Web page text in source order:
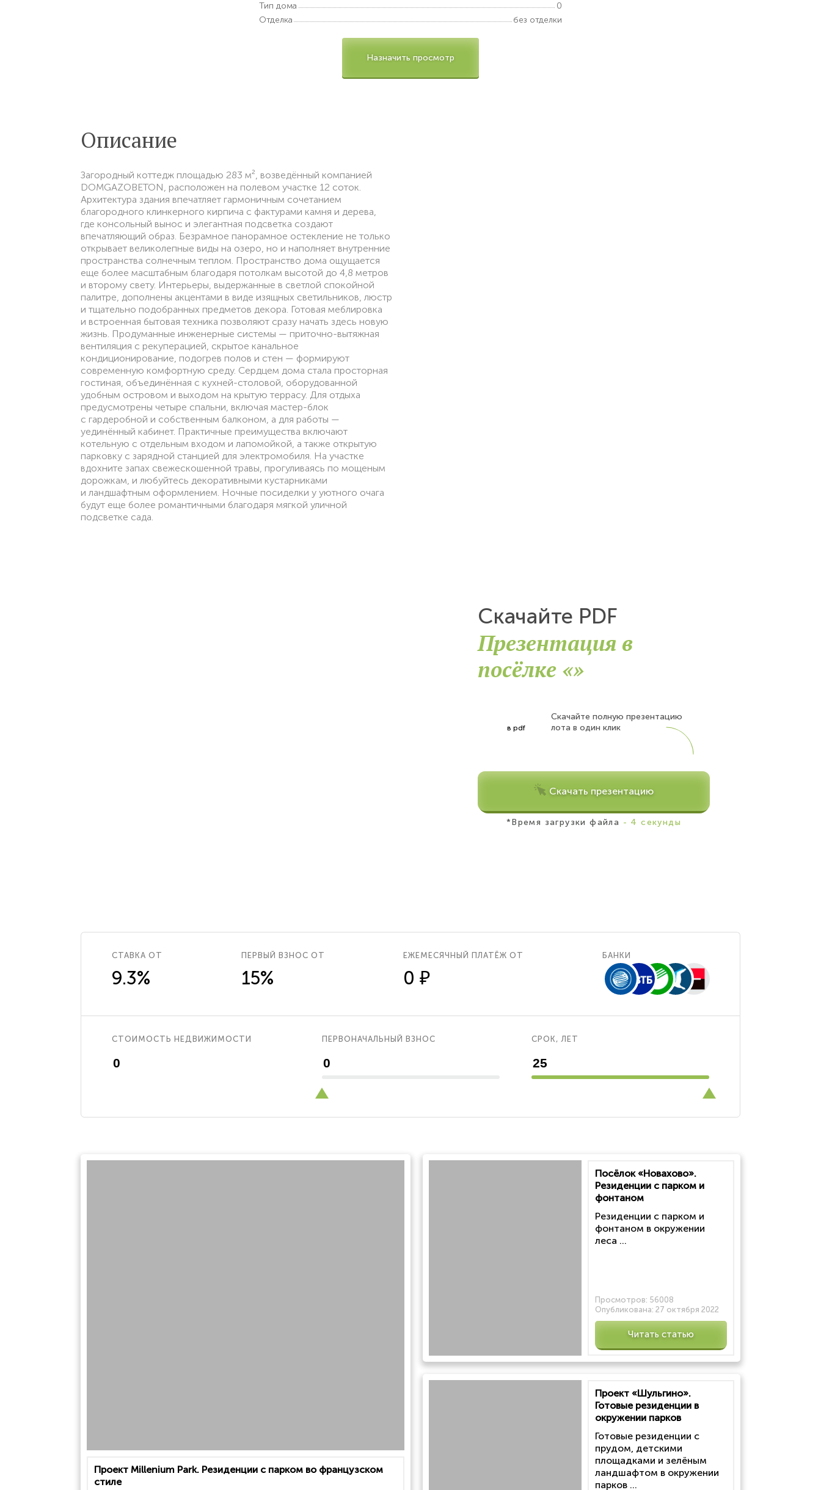
Тип дома
0
Отделка
без отделки
Назначить просмотр
Описание
Загородный коттедж площадью 283 м², возведённый компанией
DOMGAZOBETON, расположен на полевом участке 12 соток.
Архитектура здания впечатляет гармоничным сочетанием
благородного клинкерного кирпича с фактурами камня и дерева,
где консольный вынос и элегантная подсветка создают
впечатляющий образ. Безрамное панорамное остекление не только
открывает великолепные виды на озеро, но и наполняет внутренние
пространства солнечным теплом. Пространство дома ощущается
еще более масштабным благодаря потолкам высотой до 4,8 метров
и второму свету. Интерьеры, выдержанные в светлой спокойной
палитре, дополнены акцентами в виде изящных светильников, люстр
и тщательно подобранных предметов декора. Готовая меблировка
и встроенная бытовая техника позволяют сразу начать здесь новую
жизнь. Продуманные инженерные системы — приточно-вытяжная
вентиляция с рекуперацией, скрытое канальное
кондиционирование, подогрев полов и стен — формируют
современную комфортную среду. Сердцем дома стала просторная
гостиная, объединённая с кухней-столовой, оборудованной
удобным островом и выходом на крытую террасу. Для отдыха
предусмотрены четыре спальни, включая мастер-блок
с гардеробной и собственным балконом, а для работы —
уединённый кабинет. Практичные преимущества включают
котельную с отдельным входом и лапомойкой, а также открытую
парковку с зарядной станцией для электромобиля. На участке
вдохните запах свежескошенной травы, прогуливаясь по мощеным
дорожкам, и любуйтесь декоративными кустарниками
и ландшафтным оформлением. Ночные посиделки у уютного очага
будут еще более романтичными благодаря мягкой уличной
подсветке сада.
Скачайте PDF
Презентация в
посёлке «»
в pdf
Скачайте полную презентацию
лота в один клик
Скачать презентацию
*Время загрузки файла - 4 секунды
СТАВКА ОТ
9.3%
ПЕРВЫЙ ВЗНОС ОТ
15%
ЕЖЕМЕСЯЧНЫЙ ПЛАТЁЖ ОТ
0 ₽
БАНКИ
СТОИМОСТЬ НЕДВИЖИМОСТИ ПЕРВОНАЧАЛЬНЫЙ ВЗНОС СРОК, ЛЕТ
Проект Millenium Park. Резиденции с парком во французском
стиле
Посёлок «Новахово».
Резиденции с парком и
фонтаном
Резиденции с парком и
фонтаном в окружении
леса ...
Просмотров: 56008
Опубликована: 27 октября 2022
Читать статью
Проект «Шульгино».
Готовые резиденции в
окружении парков
Готовые резиденции с
прудом, детскими
площадками и зелёным
ландшафтом в окружении
парков ...